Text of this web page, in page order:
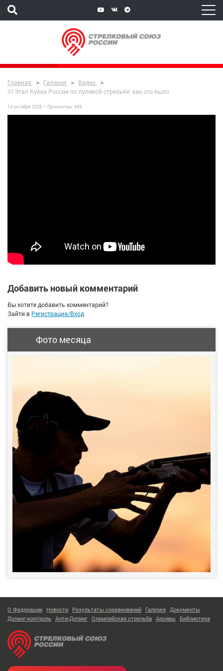
Главная Галерея
Видео
VI Этап Кубка России по пулевой стрельбе: как это было
14 октября 2025 — Просмотры:869
Добавить новый комментарий
Вы хотите добавить комментарий?
Зайти в Регистрация/Вход
Фото месяца
О Федерации Новости Результаты соревнований Галерея Документы
Допинг-контроль Анти-Допинг Олимпийская стрельба Архивы Библиотека